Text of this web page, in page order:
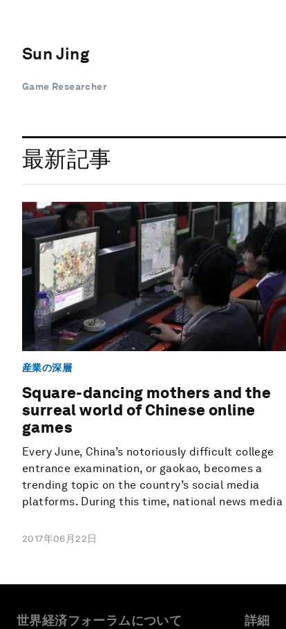
Sun Jing
Game Researcher
最新記事
産業の深層
Square-dancing mothers and the
surreal world of Chinese online
games
Every June, China’s notoriously difficult college
entrance examination, or gaokao, becomes a
trending topic on the country’s social media
platforms. During this time, national news media
2017年06月22日
世界経済フォーラムについて 詳細